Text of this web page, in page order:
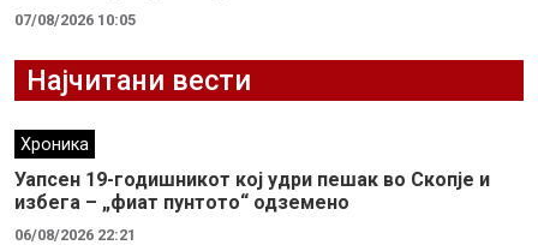
07/08/2026 10:05
Најчитани вести
Хроника
Уапсен 19-годишникот кој удри пешак во Скопје и
избега – „фиат пунтото“ одземено
06/08/2026 22:21